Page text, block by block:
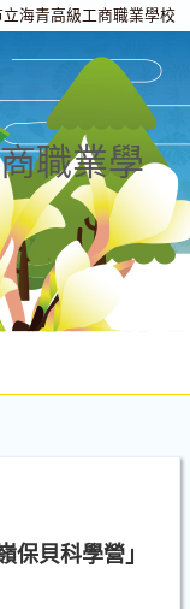
立海青高級工商職業學校
職業學
貝科學營」